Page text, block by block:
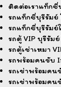
ติดต่อเราแท็กซี่
รถแท็กซี่บุรีรัมย์
รถแท็กซี่บุรีรัมย์
รถตู้ VIP บุรีรัมย์
รถตู้เช่าเหมา
รถพร้อมคนขับ
รถเช่าพร้อมคน
รถเช่าพร้อมคน